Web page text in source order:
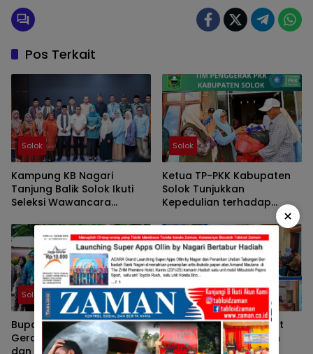
Pos Terkait
Solok
Kampung KB Nagari
Tanjung Balik Solok Ikuti
Seleksi Wawancara
Solok
Ketua TP-PKK Kabupaten
Solok Tunjukkan
Kepedulian terhadap
Sepanjang 2025
Solok
Bupati Solok Ingatkan,
Gerakan PKK Harus Hadir
Solok
Pemkab Solok Percepat
Penerapan Manajemen
×